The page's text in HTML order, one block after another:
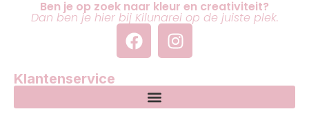
Ben je op zoek naar kleur en creativiteit?
Dan ben je hier bij Kilunarei op de juiste plek.
Klantenservice